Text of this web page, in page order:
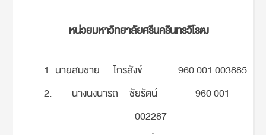
หน่วยมหาวิทยาลัยศรีนครินทรวิโรฒ
นายสมชาย ไกรสังข์ 960 001 003885
นางนงนารถ ชัยรัตน์ 960 001
002287